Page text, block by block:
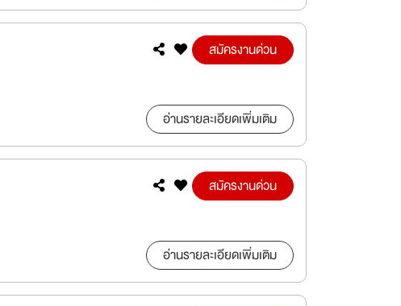
สมัครงานด่วน
อ่านรายละเอียดเพิ่มเติม
สมัครงานด่วน
อ่านรายละเอียดเพิ่มเติม